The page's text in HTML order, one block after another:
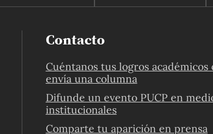
Contacto
Cuéntanos tus logros académicos
envía una columna
Difunde un evento PUCP en
institucionales
Comparte tu aparición en prensa